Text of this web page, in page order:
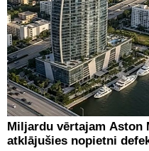
Miljardu vērtajam Aston
atklājušies nopietni